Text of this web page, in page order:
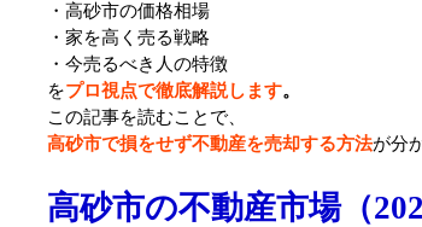
・高砂市の価格相場
・家を高く売る戦略
・今売るべき人の特徴
をプロ視点で徹底解説します。
この記事を読むことで、
高砂市で損をせず不動産を売却する方法が分
高砂市の不動産市場（